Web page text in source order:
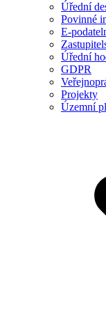
Úřední
Povinné
E-
Úřední
GDPR
Projekty
Územní